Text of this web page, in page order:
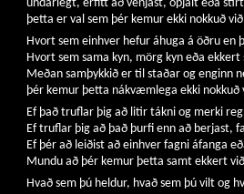
undarlegt, erfitt að venjast, óþjált eða stirt
þetta er val sem þér kemur ekki nokkuð
Hvort sem einhver hefur áhuga á öðru en
Hvort sem sama kyn, mörg kyn eða
Meðan samþykkið er til staðar og enginn
þér kemur þetta nákvæmlega ekki nokkuð
Ef það truflar þig að litir tákni og merki
Ef truflar þig að það þurfi enn að berjast,
Ef þér að leiðist að einhver fagni áfanga
Mundu að þér kemur þetta samt ekkert
Hvað sem þú heldur, hvað sem þú vilt og